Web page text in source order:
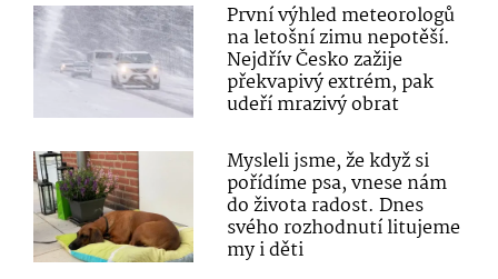
První výhled meteorologů
na letošní zimu nepotěší.
Nejdřív Česko zažije
překvapivý extrém, pak
udeří mrazivý obrat
Mysleli jsme, že když si
pořídíme psa, vnese nám
do života radost. Dnes
svého rozhodnutí litujeme
my i děti